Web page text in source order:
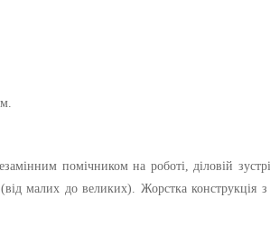
помічником на роботі, діловій
малих до великих). Жорстка конструкція